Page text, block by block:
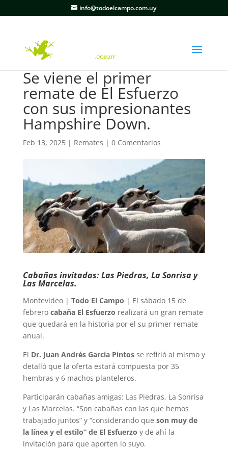
info@todoelcampo.com.uy
Se viene el primer
remate de El Esfuerzo
con sus impresionantes
Hampshire Down.
Feb 13, 2025| Remates | 0 Comentarios
Cabañas invitadas: Las Piedras, La Sonrisa y
Las Marcelas.
Montevideo | Todo El Campo | El sábado 15 de
febrero cabaña El Esfuerzo realizará un gran remate
que quedará en la historia por el su primer remate
anual.
El Dr. Juan Andrés García Pintosse refirió al mismo y
detalló que la oferta estará compuesta por 35
hembras y 6 machos planteleros.
Participarán cabañas amigas: Las Piedras, La Sonrisa
y Las Marcelas. “Son cabañas con las que hemos
trabajado juntos” y “considerando que son muy de
la línea y el estilo” de El Esfuerzo y de ahí la
invitación para que aporten lo suyo.